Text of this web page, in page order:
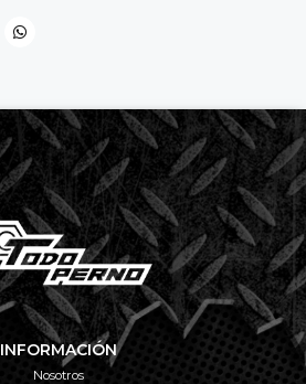
INFORMACIÓN
Nosotros